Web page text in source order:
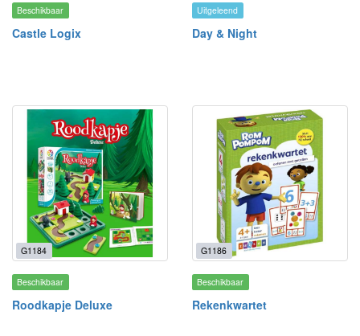
Beschikbaar
Castle Logix
Uitgeleend
Day & Night
G1184
Beschikbaar
Roodkapje Deluxe
G1186
Beschikbaar
Rekenkwartet